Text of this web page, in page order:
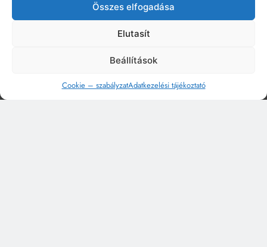
Összes elfogadása
Elutasít
Beállítások
Cookie – szabályzatAdatkezelési tájékoztató